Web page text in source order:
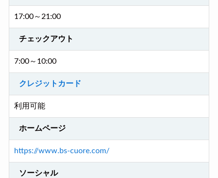
17:00～21:00
チェックアウト
7:00～10:00
クレジットカード
利用可能
ホームページ
https://www.bs-cuore.com/
ソーシャル